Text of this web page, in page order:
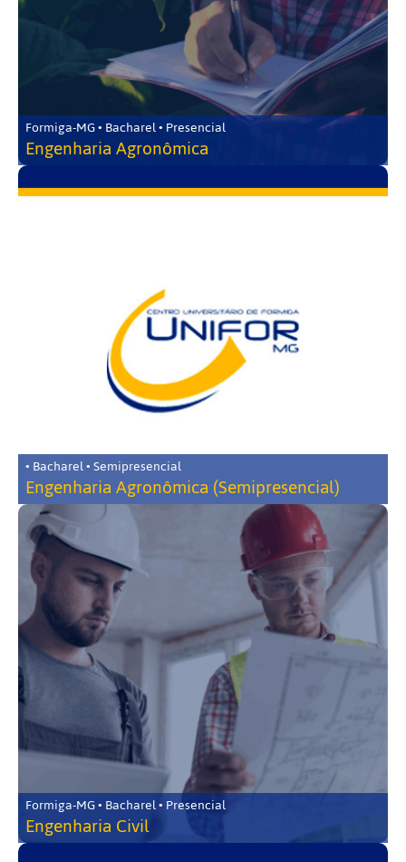
Formiga-MG • Bacharel • Presencial
Engenharia Agronômica
• Bacharel • Semipresencial
Engenharia Agronômica (Semipresencial)
Formiga-MG • Bacharel • Presencial
Engenharia Civil